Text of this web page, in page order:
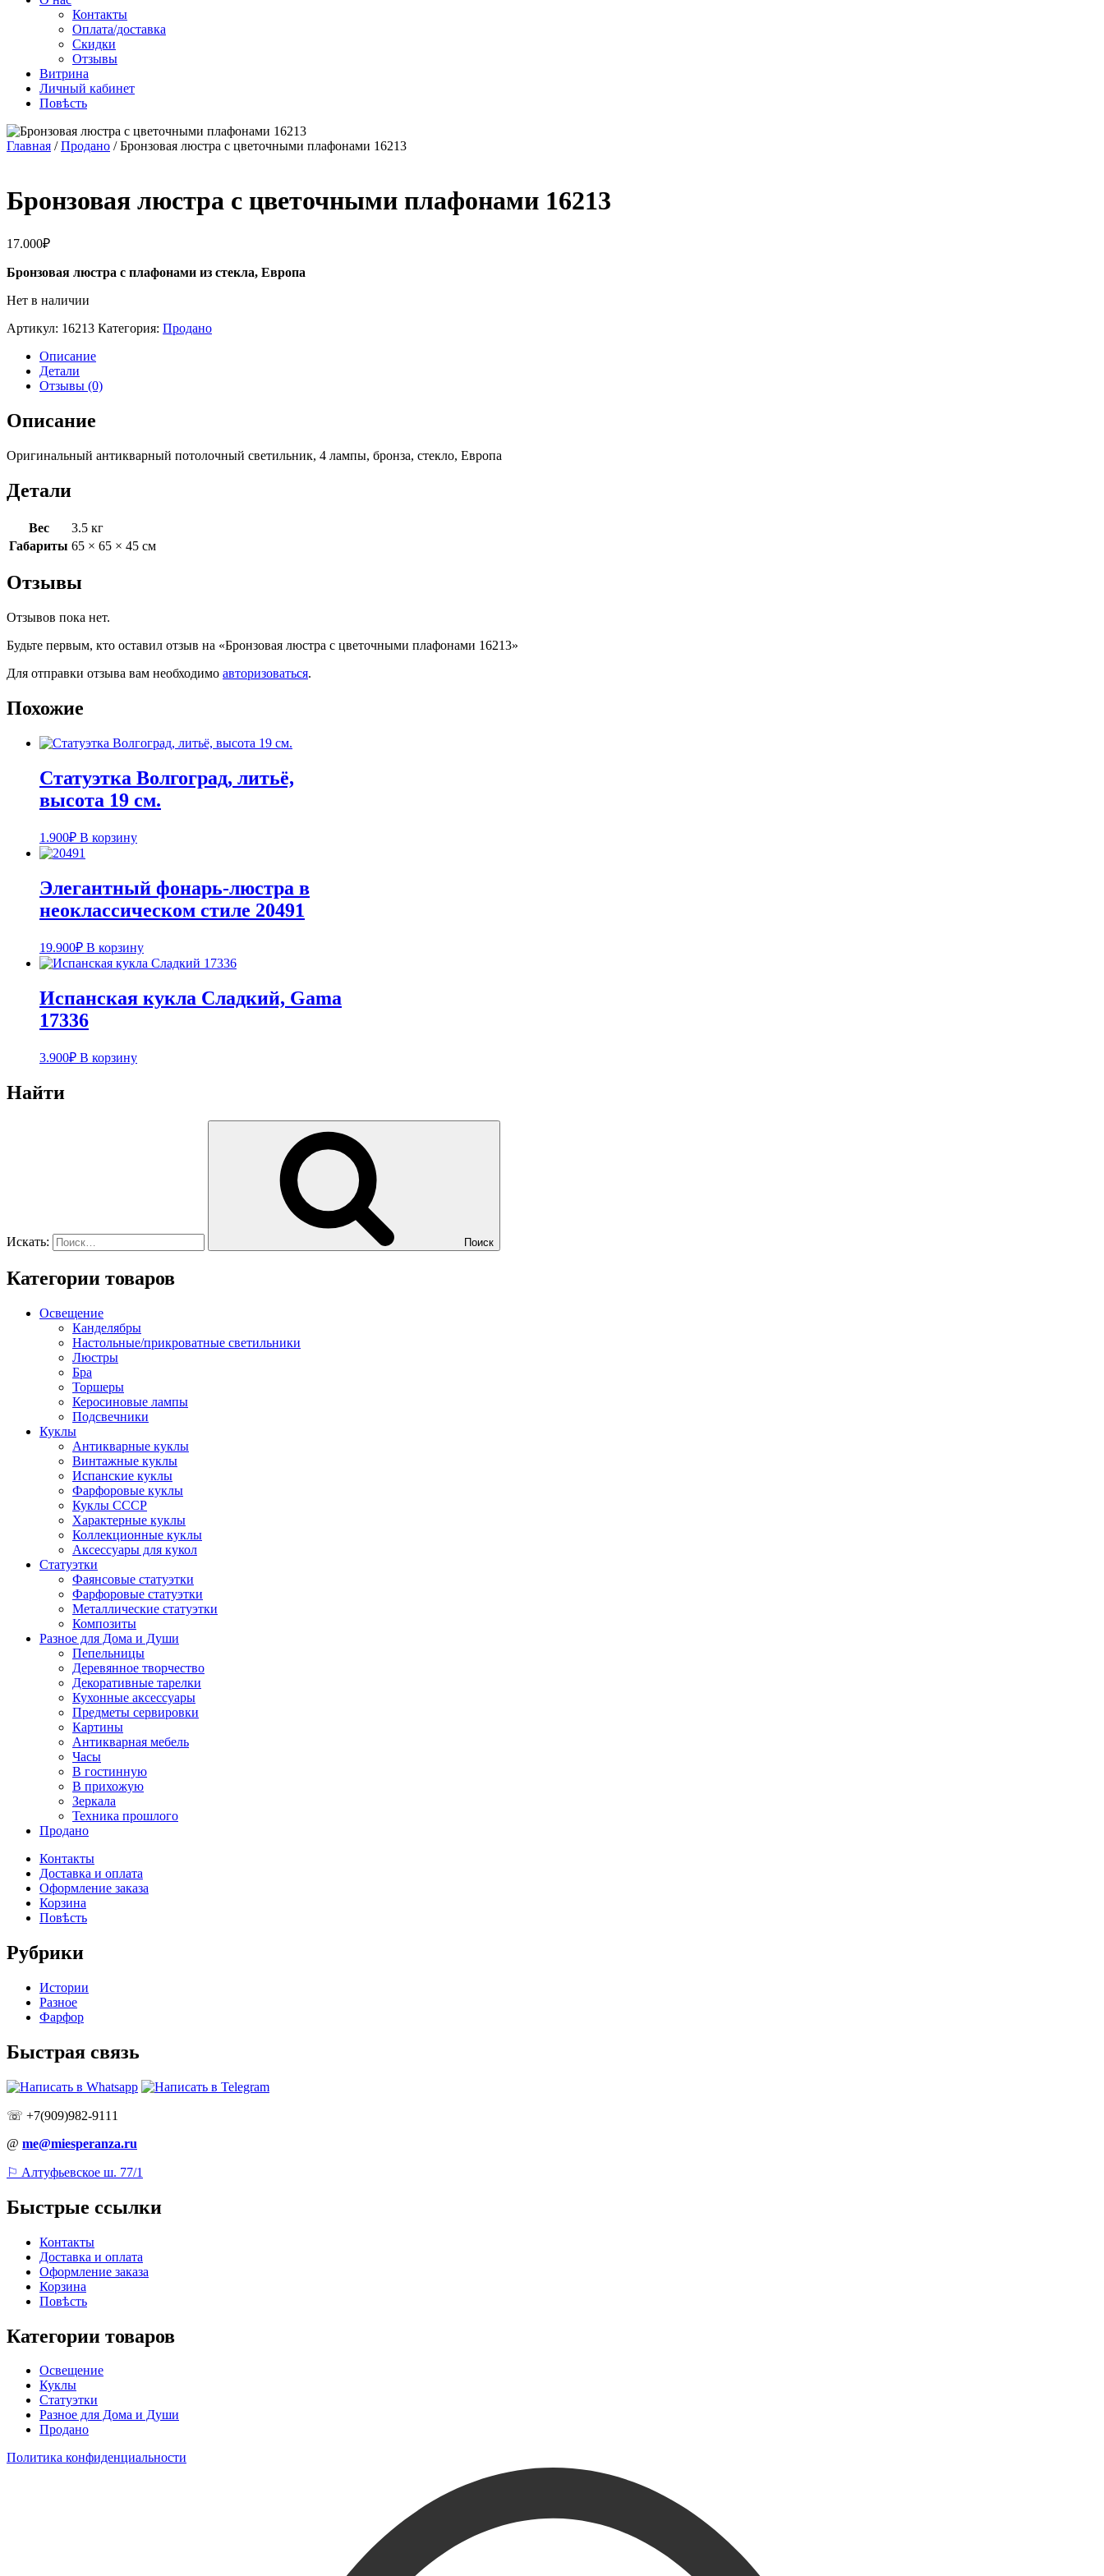
Контакты
Оплата/доставка
Скидки
Отзывы
Витрина
Личный кабинет
Повѣсть
Главная /Продано / Бронзовая люстра с цветочными плафонами 16213
Бронзовая люстра с цветочными плафонами 16213
17.000₽
Бронзовая люстра с плафонами из стекла, Европа
Нет в наличии
Артикул: 16213 Категория: Продано
Описание
Детали
Отзывы (0)
Описание
Оригинальный антикварный потолочный светильник, 4 лампы, бронза, стекло, Европа
Детали
Вес
3.5 кг
Габариты 65 × 65 × 45 см
Отзывы
Отзывов пока нет.
Будьте первым, кто оставил отзыв на «Бронзовая люстра с цветочными плафонами 16213»
Для отправки отзыва вам необходимо авторизоваться.
Похожие
Статуэтка Волгоград, литьё,
высота 19 см.
1.900₽ В корзину
Элегантный фонарь-люстра в
неоклассическом стиле 20491
19.900₽ В корзину
Испанская кукла Cладкий, Gama
17336
3.900₽ В корзину
Найти
Искать: Поиск
Категории товаров
Освещение
Канделябры
Настольные/прикроватные светильники
Люстры
Бра
Торшеры
Керосиновые лампы
Подсвечники
Куклы
Антикварные куклы
Винтажные куклы
Испанские куклы
Фарфоровые куклы
Куклы СССР
Характерные куклы
Коллекционные куклы
Аксессуары для кукол
Статуэтки
Фаянсовые статуэтки
Фарфоровые статуэтки
Металлические статуэтки
Композиты
Разное для Дома и Души
Пепельницы
Деревянное творчество
Декоративные тарелки
Кухонные аксессуары
Предметы сервировки
Картины
Антикварная мебель
Часы
В гостинную
В прихожую
Зеркала
Техника прошлого
Продано
Контакты
Доставка и оплата
Оформление заказа
Корзина
Повѣсть
Рубрики
Истории
Разное
Фарфор
Быстрая связь
☏ +7(909)982-9111
@ me@miesperanza.ru
⚐ Алтуфьевское ш. 77/1
Быстрые ссылки
Контакты
Доставка и оплата
Оформление заказа
Корзина
Повѣсть
Категории товаров
Освещение
Куклы
Статуэтки
Разное для Дома и Души
Продано
Политика конфиденциальности